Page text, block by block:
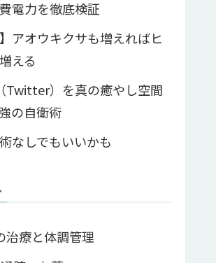
電力を徹底検証
】アオウキクサも増えればヒ
える
Twitter）を真の癒やし空間
の自衛術
なしでもいいかも
治療と体調管理